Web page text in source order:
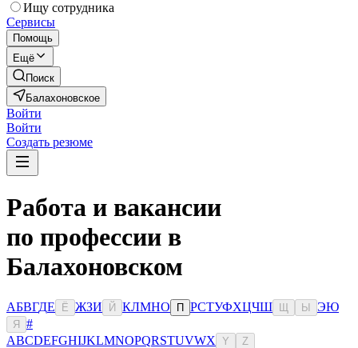
Ищу сотрудника
Сервисы
Помощь
Ещё
Поиск
Балахоновское
Войти
Войти
Создать резюме
Работа и вакансии
по профессии в
Балахоновском
АБВГДЕ Ё ЖЗИ Й КЛМНО П РСТУФХЦЧШ Ы ЭЮ
Я
#
ABCDEFGHIJKLMNOPQRSTUVWX Y Z